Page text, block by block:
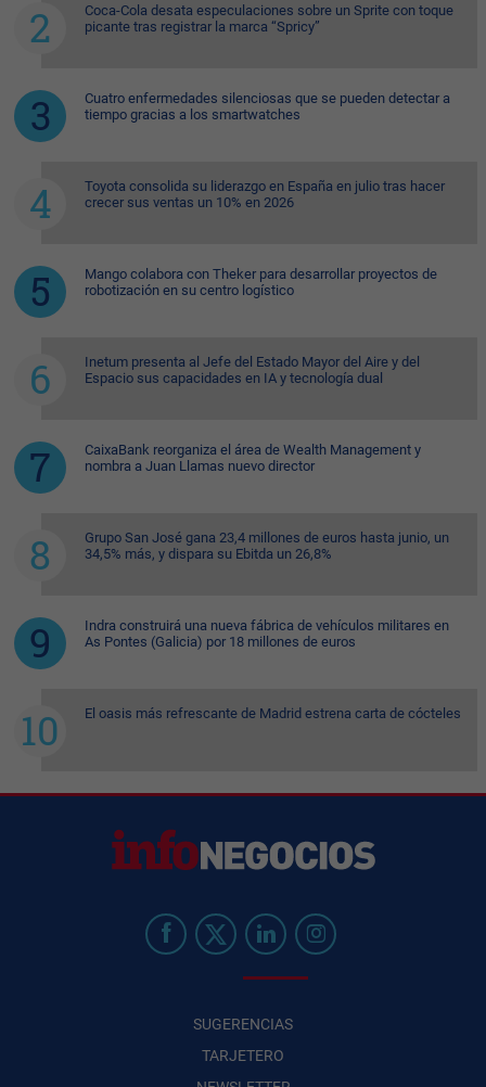
Coca-Cola desata especulaciones sobre un Sprite con toque
picante tras registrar la marca “Spricy”
Cuatro enfermedades silenciosas que se pueden detectar a
tiempo gracias a los smartwatches
Toyota consolida su liderazgo en España en julio tras hacer
crecer sus ventas un 10% en 2026
Mango colabora con Theker para desarrollar proyectos de
robotización en su centro logístico
Inetum presenta al Jefe del Estado Mayor del Aire y del
Espacio sus capacidades en IA y tecnología dual
CaixaBank reorganiza el área de Wealth Management y
nombra a Juan Llamas nuevo director
Grupo San José gana 23,4 millones de euros hasta junio, un
34,5% más, y dispara su Ebitda un 26,8%
Indra construirá una nueva fábrica de vehículos militares en
As Pontes (Galicia) por 18 millones de euros
El oasis más refrescante de Madrid estrena carta de cócteles
SUGERENCIAS
TARJETERO